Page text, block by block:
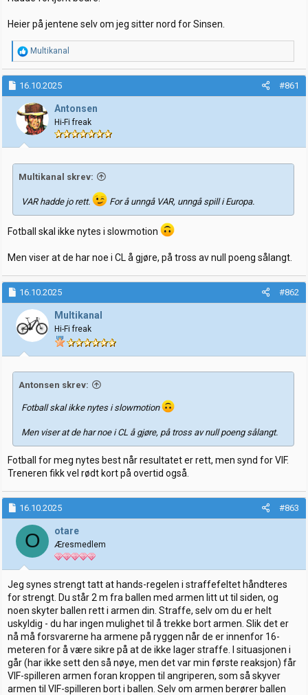
Heier på jentene selv om jeg sitter nord for Sinsen.
R
e
a
k
s
j
o
n
e
r
Multikanal
16.10.2025 #861
Antonsen
Hi-Fi freak
Multikanal skrev:
VAR hadde jo rett. For å unngå VAR, unngå spill i Europa.
Fotball skal ikke nytes i slowmotion
Men viser at de har noe i CL å gjøre, på tross av null poeng sålangt.
16.10.2025 #862
Multikanal
Hi-Fi freak
Antonsen skrev:
Fotball skal ikke nytes i slowmotion
Men viser at de har noe i CL å gjøre, på tross av null poeng sålangt.
Fotball for meg nytes best når resultatet er rett, men synd for VIF.
Treneren fikk vel rødt kort på overtid også.
16.10.2025 #863
O otare
Æresmedlem
Jeg synes strengt tatt at hands-regelen i straffefeltet håndteres
for strengt. Du står 2 m fra ballen med armen litt ut til siden, og
noen skyter ballen rett i armen din. Straffe, selv om du er helt
uskyldig - du har ingen mulighet til å trekke bort armen. Slik det er
nå må forsvarerne ha armene på ryggen når de er innenfor 16-
meteren for å være sikre på at de ikke lager straffe. I situasjonen i
går (har ikke sett den så nøye, men det var min første reaksjon) får
VIF-spilleren armen foran kroppen til angriperen, som så skyver
armen til VIF-spilleren bort i ballen. Selv om armen berører ballen